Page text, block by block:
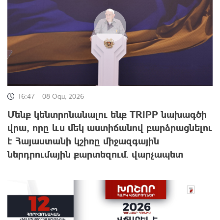
16:47 08 Օգս, 2026
Մենք կենտրոնանալու ենք TRIPP նախագծի
վրա, որը ևս մեկ աստիճանով բարձրացնելու
է Հայաստանի կշիռը միջազգային
ներդրումային քարտեզում. վարչապետ